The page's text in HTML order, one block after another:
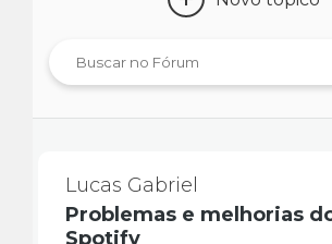
Lucas Gabriel
Problemas e melhorias
Spotify